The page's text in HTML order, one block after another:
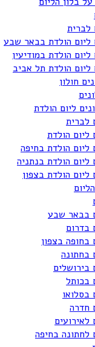
לברית
ליום הולדת בבאר שבע
הולדת במודיעין
ליום הולדת תל אביב
חולון
ליום הולדת
לברית
ליום הולדת
ליום הולדת בחיפה
ליום הולדת בנתניה
הולדת בצפון
בבאר שבע
בדרום
בחופה בצפון
בחתונה
בירושלים
בכותל
בסלואו
חדרה
לאירועים
לחתונה בחיפה